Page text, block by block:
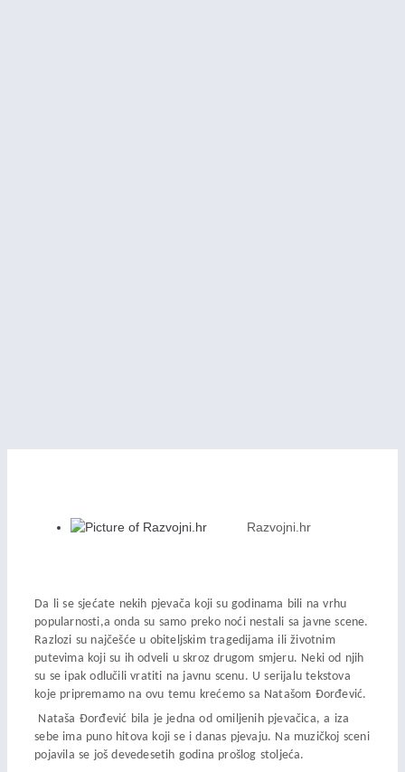
Razvojni.hr
Da li se sjećate nekih pjevača koji su godinama bili na vrhu
popularnosti,a onda su samo preko noći nestali sa javne scene.
Razlozi su najčešće u obiteljskim tragedijama ili životnim
putevima koji su ih odveli u skroz drugom smjeru. Neki od njih
su se ipak odlučili vratiti na javnu scenu. U serijalu tekstova
koje pripremamo na ovu temu krećemo sa Natašom Đorđević.
Nataša Đorđević bila je jedna od omiljenih pjevačica, a iza
sebe ima puno hitova koji se i danas pjevaju. Na muzičkoj sceni
pojavila se još devedesetih godina prošlog stoljeća.